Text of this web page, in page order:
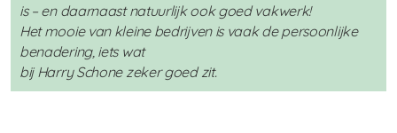
is – en daarnaast natuurlijk ook goed vakwerk!
Het mooie van kleine bedrijven is vaak de persoonlijke
benadering, iets wat
bij Harry Schone zeker goed zit.